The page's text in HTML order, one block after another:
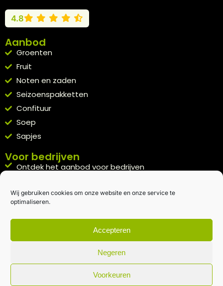
Wij gebruiken cookies om onze website en onze service te
optimaliseren.
Accepteren
Negeren
Voorkeuren
4.8
Aanbod
Groenten
Fruit
Noten en zaden
Seizoenspakketten
Confituur
Soep
Sapjes
Voor bedrijven
Ontdek het aanbod voor bedrijven
Kennismakingspakket aanvragen
Blijft op de hoogte
Rechtstreeks van het veld naar je inbox.
Inschrijven nieuwsbrief